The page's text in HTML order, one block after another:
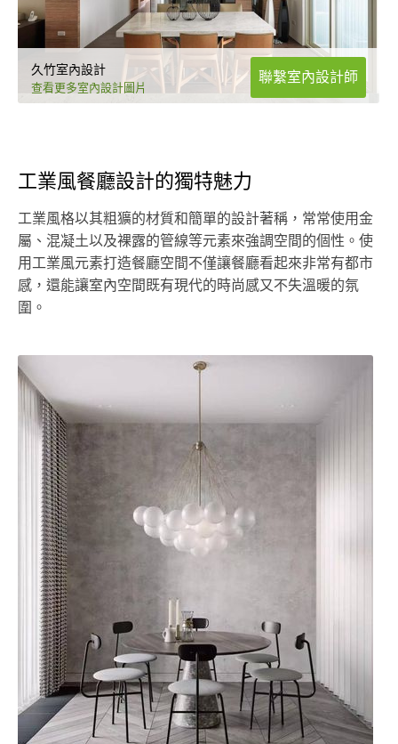
久竹室內設計
查看更多室內設計圖片
聯繫室內設計師
工業風餐廳設計的獨特魅力
工業風格以其粗獷的材質和簡單的設計著稱，常常使用金
屬、混凝土以及裸露的管線等元素來強調空間的個性。使
用工業風元素打造餐廳空間不僅讓餐廳看起來非常有都市
感，還能讓室內空間既有現代的時尚感又不失溫暖的氛
圍。